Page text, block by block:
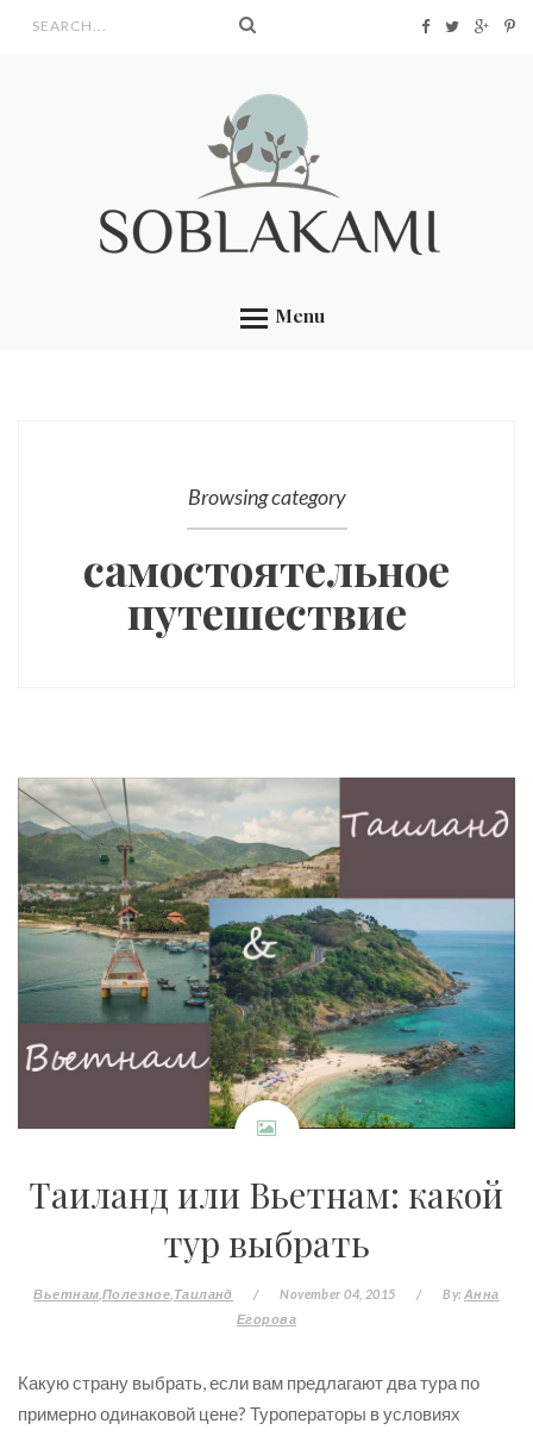
Menu
Browsing category
самостоятельное
путешествие
Таиланд или Вьетнам: какой
тур выбрать
Вьетнам Полезное Таиланд / November 04, 2015 / By: Анна
Егорова
Какую страну выбрать, если вам предлагают два тура по
примерно одинаковой цене? Туроператоры в условиях